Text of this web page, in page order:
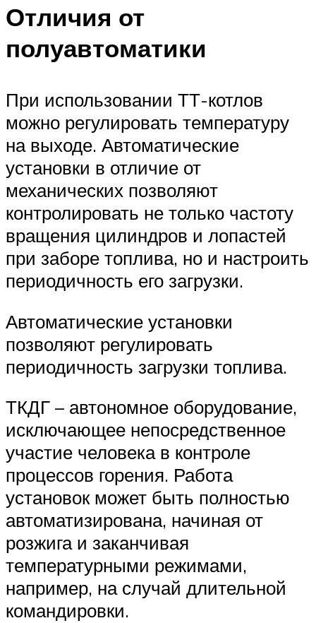
Отличия от
полуавтоматики
При использовании ТТ-котлов
можно регулировать температуру
на выходе. Автоматические
установки в отличие от
механических позволяют
контролировать не только частоту
вращения цилиндров и лопастей
при заборе топлива, но и настроить
периодичность его загрузки.
Автоматические установки
позволяют регулировать
периодичность загрузки топлива.
ТКДГ – автономное оборудование,
исключающее непосредственное
участие человека в контроле
процессов горения. Работа
установок может быть полностью
автоматизирована, начиная от
розжига и заканчивая
температурными режимами,
например, на случай длительной
командировки.